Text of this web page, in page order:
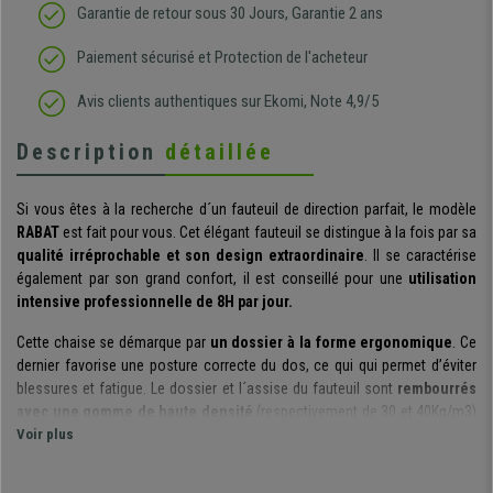
Garantie de retour sous 30 Jours, Garantie 2 ans
Paiement sécurisé et Protection de l'acheteur
Avis clients authentiques sur Ekomi, Note 4,9/5
Description détaillée
Si vous êtes à la recherche d´un fauteuil de direction parfait, le modèle
RABAT est fait pour vous. Cet élégant fauteuil se distingue à la fois par sa
qualité irréprochable et son design extraordinaire. Il se caractérise
également par son grand confort, il est conseillé pour une utilisation
intensive professionnelle de 8H par jour.
Cette chaise se démarque par un dossier à la forme ergonomique. Ce
dernier favorise une posture correcte du dos, ce qui qui permet d’éviter
blessures et fatigue. Le dossier et l´assise du fauteuil sont rembourrés
avec une gomme de haute densité (respectivement de 30 et 40Kg/m3)
qui garantit à la fois confort et grande durabilité.
Voir plus